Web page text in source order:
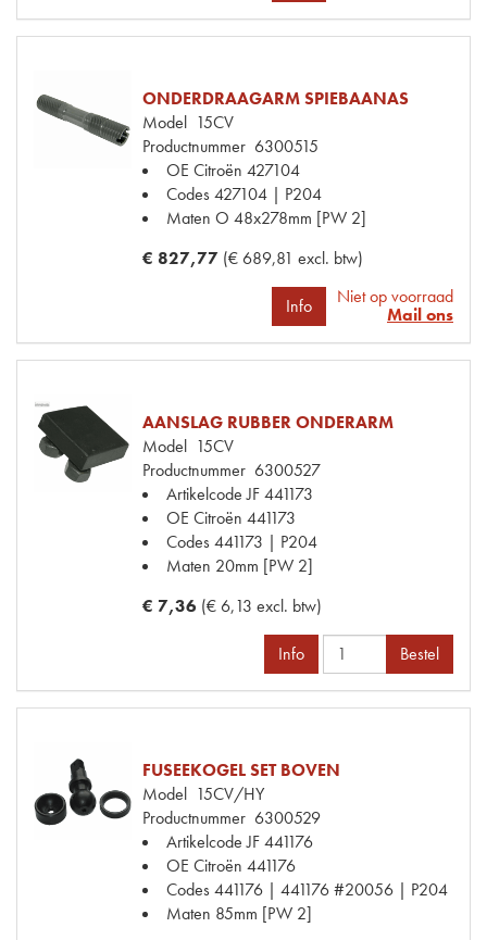
ONDERDRAAGARM SPIEBAANAS
Model 15CV
Productnummer 6300515
OE Citroën 427104
Codes427104 | P204
Maten O 48x278mm [PW 2]
€ 827,77 (€ 689,81 excl. btw)
Info
Niet op voorraad
Mail ons
AANSLAG RUBBER ONDERARM
Model 15CV
Productnummer 6300527
Artikelcode JF441173
OE Citroën 441173
Codes441173 | P204
Maten 20mm [PW 2]
€ 7,36 (€ 6,13 excl. btw)
Info Bestel
FUSEEKOGEL SET BOVEN
Model 15CV/HY
Productnummer 6300529
Artikelcode JF441176
OE Citroën 441176
Codes441176 | 441176 #20056 | P204
Maten 85mm [PW 2]